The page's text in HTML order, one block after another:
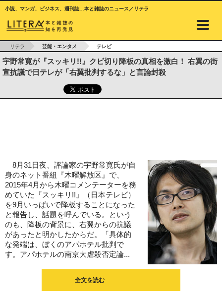
小説、マンガ、ビジネス、週刊誌…本と雑誌のニュース／リテラ
リテラ 芸能・エンタメ テレビ
宇野常寛が『スッキリ!!』クビ切り降板の真相を激白！ 右翼の街
宣抗議で日テレが「右翼批判するな」と言論封殺
8月31日夜、評論家の宇野常寛氏が自
身のネット番組『木曜解放区』で、
2015年4月から木曜コメンテーターを務
めていた『スッキリ!!』（日本テレビ）
を9月いっぱいで降板することになった
と報告し、話題を呼んでいる。という
のも、降板の背景に、右翼からの抗議
があったと明かしたからだ。「具体的
な発端は、ぼくのアパホテル批判で
す。アパホテルの南京大虐殺否定論...
全文を読む